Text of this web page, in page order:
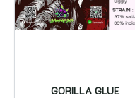
GORILLA GLUE